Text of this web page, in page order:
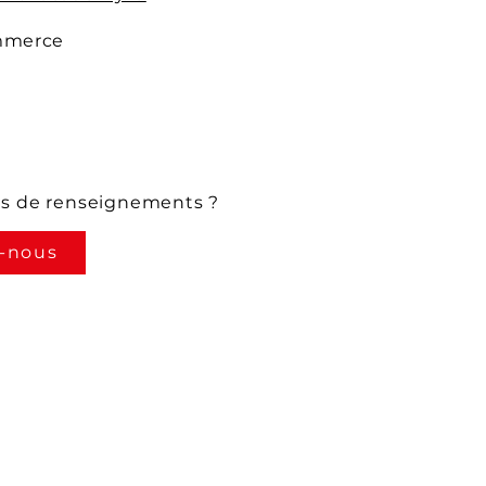
de renseignements ?
nous